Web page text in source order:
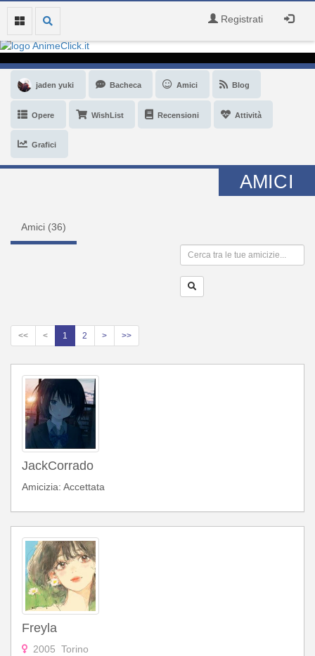
Registrati
jaden yuki Bacheca Amici Blog
Opere WishList Recensioni Attività
Grafici
AMICI
Amici (36)
<< < 1 2 > >>
JackCorrado
Amicizia: Accettata
Freyla
2005 Torino